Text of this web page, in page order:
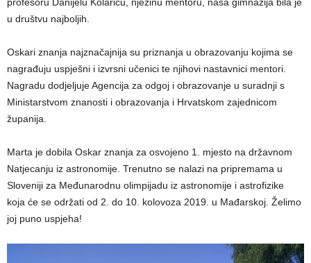
profesoru Danijelu Kolariću, njezinu mentoru, naša gimnazija bila je
u društvu najboljih.
Oskari znanja najznačajnija su priznanja u obrazovanju kojima se
nagrađuju uspješni i izvrsni učenici te njihovi nastavnici mentori.
Nagradu dodjeljuje Agencija za odgoj i obrazovanje u suradnji s
Ministarstvom znanosti i obrazovanja i Hrvatskom zajednicom
županija.
Marta je dobila Oskar znanja za osvojeno 1. mjesto na državnom
Natjecanju iz astronomije. Trenutno se nalazi na pripremama u
Sloveniji za Međunarodnu olimpijadu iz astronomije i astrofizike
koja će se održati od 2. do 10. kolovoza 2019. u Mađarskoj. Želimo
joj puno uspjeha!